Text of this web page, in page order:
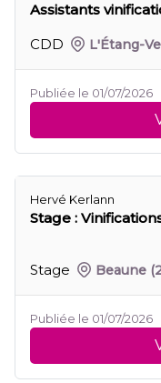
Assistants
CDD
L'Étang-
Publiée le 01/07/2026
Hervé Kerlann
Stage :
Stage Beaune
Publiée le 01/07/2026